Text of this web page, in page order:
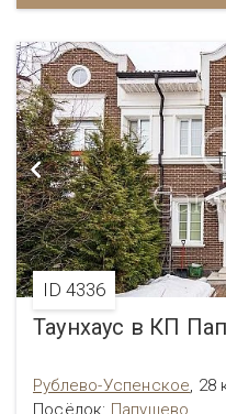
ID 4336
Таунхаус в КП
Рублево-Успенское 28
Посёлок: Папушево